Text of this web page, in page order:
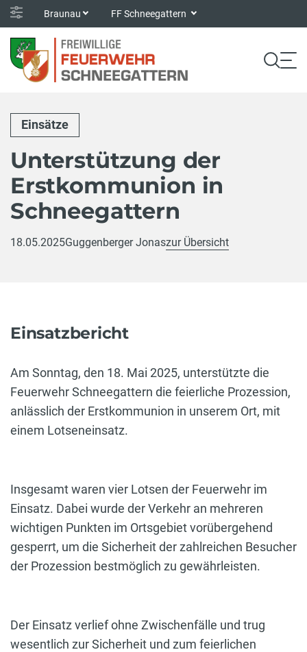
Braunau FF Schneegattern
Einsätze
Unterstützung der
Erstkommunion in
Schneegattern
18.05.2025Guggenberger Jonaszur Übersicht
Einsatzbericht
Am Sonntag, den 18. Mai 2025, unterstützte die
Feuerwehr Schneegattern die feierliche Prozession,
anlässlich der Erstkommunion in unserem Ort, mit
einem Lotseneinsatz.
Insgesamt waren vier Lotsen der Feuerwehr im
Einsatz. Dabei wurde der Verkehr an mehreren
wichtigen Punkten im Ortsgebiet vorübergehend
gesperrt, um die Sicherheit der zahlreichen Besucher
der Prozession bestmöglich zu gewährleisten.
Der Einsatz verlief ohne Zwischenfälle und trug
wesentlich zur Sicherheit und zum feierlichen